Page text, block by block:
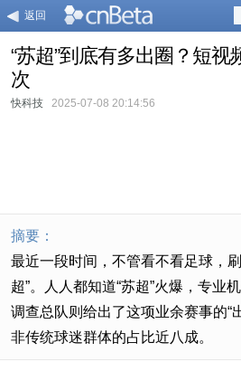
返回
“苏超”到底有多出圈？短视
次
快科技 2025-07-08 20:14:56
摘要：
最近一段时间，不管看不看足球，
超”。人人都知道“苏超”火爆，专
调查总队则给出了这项业余赛事的“
非传统球迷群体的占比近八成。